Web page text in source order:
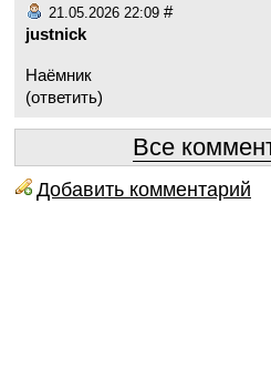
21.05.2026 22:09 #
justnick
Наёмник
(ответить)
Все
Добавить комментарий